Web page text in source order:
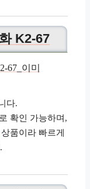
K2-67
다.
확인 가능하며,
상품이라 빠르게